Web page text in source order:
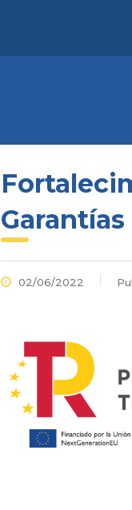
Garantías
02/06/2022